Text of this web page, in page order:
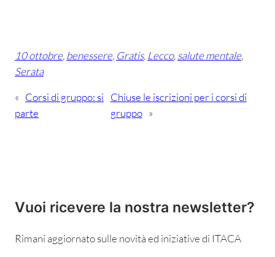
10 ottobre, benessere, Gratis, Lecco, salute mentale
Serata
« Corsi di gruppo: si
parte
Chiuse le iscrizioni per i corsi di
gruppo »
Vuoi ricevere la nostra newsletter?
Rimani aggiornato sulle novità ed iniziative di ITACA